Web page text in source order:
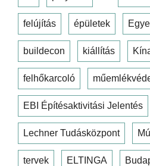
felújítás épületek
buildecon kiállítás
felhőkarcoló
EBI Építésaktivitási Jelentés
Lechner Tudásközpont
tervek ELTINGA